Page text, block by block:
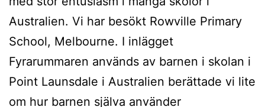
Australien. Vi har besökt Rowville Primary
School, Melbourne. I inlägget
Fyrarummaren används av barnen i skolan i
Point Launsdale i Australien berättade vi lite
om hur barnen själva använder